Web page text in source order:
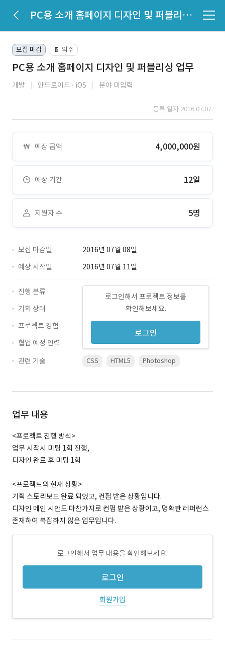
PC용 소개 홈페이지 디자인 및 퍼블리싱 업무
모집 마감 📔 외주
PC용 소개 홈페이지 디자인 및 퍼블리싱 업무
개발 안드로이드 iOS 분야 미입력
등록 일자 2016.07.07.
예상 금액 4,000,000원
예상 기간 12일
지원자 수 5명
모집 마감일
2016년 07월 08일
예상 시작일
2016년 07월 11일
로그인해서 프로젝트 정보를
확인해보세요.
로그인
진행 분류
기획 상태
프로젝트 경험
협업 예정 인력
관련 기술
CSS HTML5 Photoshop
업무 내용
<프로젝트 진행 방식>
업무 시작시 미팅 1회 진행,
디자인 완료 후 미팅 1회
<프로젝트의 현재 상황>
기획 스토리보드 완료 되었고, 컨펌 받은 상황입니다.
디자인 메인 시안도 마찬가지로 컨펌 받은 상황이고, 명확한 레퍼런스
존재하여 복잡하지 않은 업무입니다.
로그인해서 업무 내용을 확인해보세요.
로그인
회원가입